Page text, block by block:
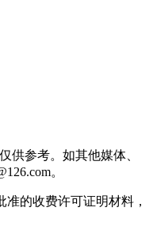
供参考。如其他媒体、
。
的收费许可证明材料，